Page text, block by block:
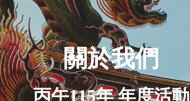
關於我們
丙午115年 年度活動